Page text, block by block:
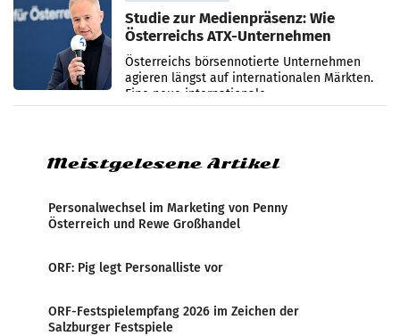
Studie zur Medienpräsenz: Wie
Österreichs ATX-Unternehmen
international wahrgenommen
werden
Österreichs börsennotierte Unternehmen
agieren längst auf internationalen Märkten.
Eine neue internationale
Medienresonanzanalyse untersucht die
Meistgelesene Artikel
Personalwechsel im Marketing von Penny
Österreich und Rewe Großhandel
ORF: Pig legt Personalliste vor
ORF-Festspielempfang 2026 im Zeichen der
Salzburger Festspiele